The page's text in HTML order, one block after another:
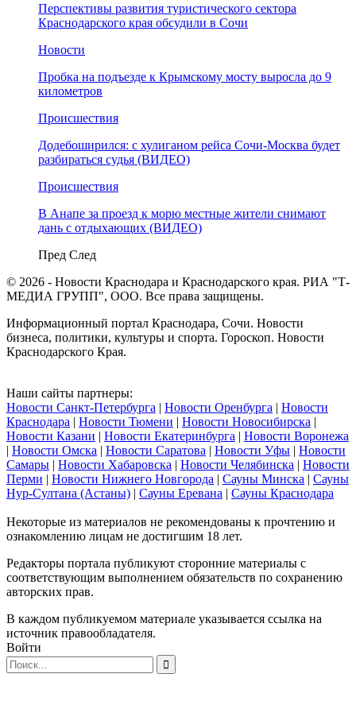
Перспективы развития туристического сектора
Краснодарского края обсудили в Сочи
Новости
Пробка на подъезде к Крымскому мосту выросла до 9
километров
Происшествия
Додебоширился: с хулиганом рейса Сочи-Москва будет
разбираться судья (ВИДЕО)
Происшествия
В Анапе за проезд к морю местные жители снимают
дань с отдыхающих (ВИДЕО)
Пред След
© 2026 - Новости Краснодара и Краснодарского края. РИА "Т-
МЕДИА ГРУПП", ООО. Все права защищены.
Информационный портал Краснодара, Сочи. Новости
бизнеса, политики, культуры и спорта. Гороскоп. Новости
Краснодарского Края.
Наши сайты партнеры:
Новости Санкт-Петербурга | Новости Оренбурга | Новости
Краснодара | Новости Тюмени | Новости Новосибирска |
Новости Казани | Новости Екатеринбурга | Новости Воронежа
| Новости Омска | Новости Саратова | Новости Уфы | Новости
Самары | Новости Хабаровска | Новости Челябинска | Новости
Перми | Новости Нижнего Новгорода | Сауны Минска | Сауны
Нур-Султана (Астаны) | Сауны Еревана | Сауны Краснодара
Некоторые из материалов не рекомендованы к прочтению и
ознакомлению лицам не достигшим 18 лет.
Редакторы портала публикуют сторонние материалы с
соответствующим выполнением обязательств по сохранению
авторских прав.
В каждом публикуемом материале указывается ссылка на
источник правообладателя.
Войти